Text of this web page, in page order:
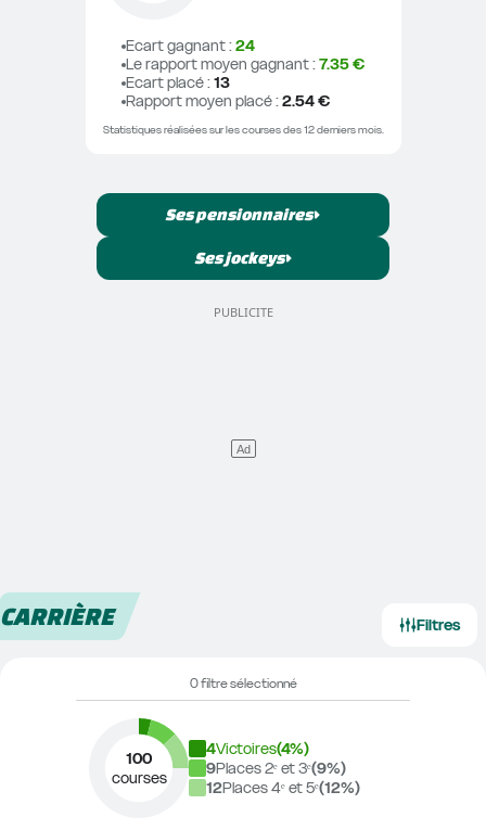
Ecart gagnant : 24
Le rapport moyen gagnant : 7.35 €
Ecart placé : 13
Rapport moyen placé : 2.54 €
Statistiques réalisées sur les courses des 12 derniers mois.
Ses pensionnaires
Ses jockeys
CARRIÈRE Filtres
0 filtre sélectionné
100
courses
4Victoires(4%)
9Places 2ᵉ et 3ᵉ(9%)
12Places 4ᵉ et 5ᵉ(12%)